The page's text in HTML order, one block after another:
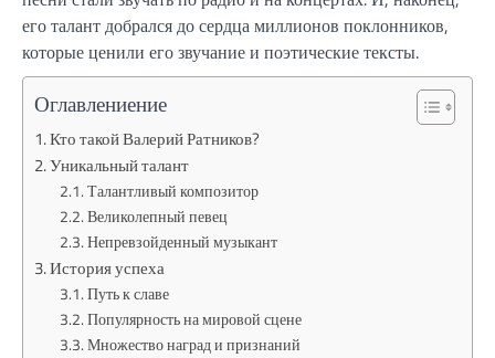
его талант добрался до сердца миллионов поклонников,
которые ценили его звучание и поэтические тексты.
Оглавлениение
Кто такой Валерий Ратников?
Уникальный талант
Талантливый композитор
Великолепный певец
Непревзойденный музыкант
История успеха
Путь к славе
Популярность на мировой сцене
Множество наград и признаний